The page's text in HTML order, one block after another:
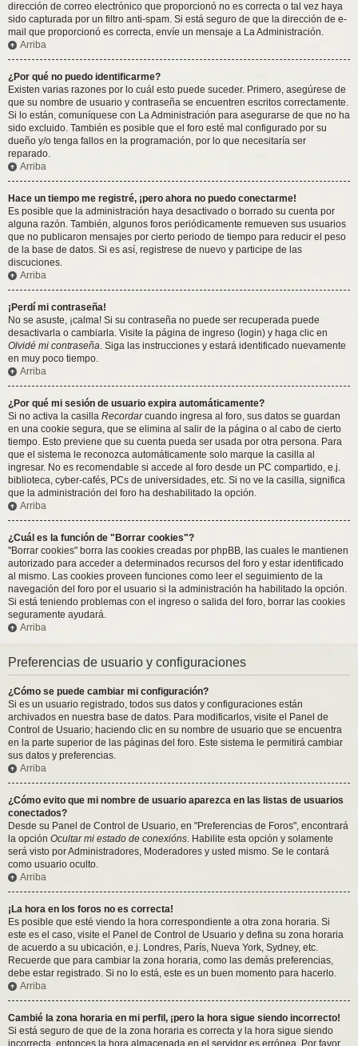
dirección de correo electrónico que proporcionó no es correcta o tal vez haya
sido capturada por un filtro anti-spam. Si está seguro de que la dirección de e-
mail que proporcionó es correcta, envíe un mensaje a La Administración.
Arriba
¿Por qué no puedo identificarme?
Existen varias razones por lo cuál esto puede suceder. Primero, asegúrese de
que su nombre de usuario y contraseña se encuentren escritos correctamente.
Si lo están, comuníquese con La Administración para asegurarse de que no ha
sido excluido. También es posible que el foro esté mal configurado por su
dueño y/o tenga fallos en la programación, por lo que necesitaría ser
reparado.
Arriba
Hace un tiempo me registré, ¡pero ahora no puedo conectarme!
Es posible que la administración haya desactivado o borrado su cuenta por
alguna razón. También, algunos foros periódicamente remueven sus usuarios
que no publicaron mensajes por cierto periodo de tiempo para reducir el peso
de la base de datos. Si es así, registrese de nuevo y participe de las
discuciones.
Arriba
¡Perdí mi contraseña!
No se asuste, ¡calma! Si su contraseña no puede ser recuperada puede
desactivarla o cambiarla. Visite la página de ingreso (login) y haga clic en
Olvidé mi contraseña. Siga las instrucciones y estará identificado nuevamente
en muy poco tiempo.
Arriba
¿Por qué mi sesión de usuario expira automáticamente?
Si no activa la casilla Recordarcuando ingresa al foro, sus datos se guardan
en una cookie segura, que se elimina al salir de la página o al cabo de cierto
tiempo. Esto previene que su cuenta pueda ser usada por otra persona. Para
que el sistema le reconozca automáticamente solo marque la casilla al
ingresar. No es recomendable si accede al foro desde un PC compartido, e.j.
biblioteca, cyber-cafés, PCs de universidades, etc. Si no ve la casilla, significa
que la administración del foro ha deshabilitado la opción.
Arriba
¿Cuál es la función de "Borrar cookies"?
"Borrar cookies" borra las cookies creadas por phpBB, las cuales le mantienen
autorizado para acceder a determinados recursos del foro y estar identificado
al mismo. Las cookies proveen funciones como leer el seguimiento de la
navegación del foro por el usuario si la administración ha habilitado la opción.
Si está teniendo problemas con el ingreso o salida del foro, borrar las cookies
seguramente ayudará.
Arriba
Preferencias de usuario y configuraciones
¿Cómo se puede cambiar mi configuración?
Si es un usuario registrado, todos sus datos y configuraciones están
archivados en nuestra base de datos. Para modificarlos, visite el Panel de
Control de Usuario; haciendo clic en su nombre de usuario que se encuentra
en la parte superior de las páginas del foro. Este sistema le permitirá cambiar
sus datos y preferencias.
Arriba
¿Cómo evito que mi nombre de usuario aparezca en las listas de usuarios
conectados?
Desde su Panel de Control de Usuario, en "Preferencias de Foros", encontrará
la opción Ocultar mi estado de conexións. Habilite esta opción y solamente
será visto por Administradores, Moderadores y usted mismo. Se le contará
como usuario oculto.
Arriba
¡La hora en los foros no es correcta!
Es posible que esté viendo la hora correspondiente a otra zona horaria. Si
este es el caso, visite el Panel de Control de Usuario y defina su zona horaria
de acuerdo a su ubicación, e.j. Londres, París, Nueva York, Sydney, etc.
Recuerde que para cambiar la zona horaria, como las demás preferencias,
debe estar registrado. Si no lo está, este es un buen momento para hacerlo.
Arriba
Cambié la zona horaria en mi perfil, ¡pero la hora sigue siendo incorrecto!
Si está seguro de que de la zona horaria es correcta y la hora sigue siendo
incorrecta, entonces la hora almacenada en el servidor es errónea. Por favor